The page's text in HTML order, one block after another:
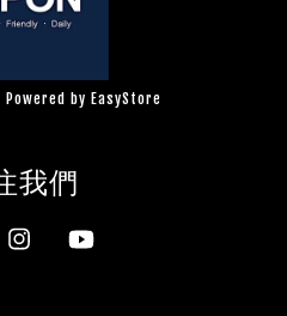
Powered by EasyStore
我們
Instagram